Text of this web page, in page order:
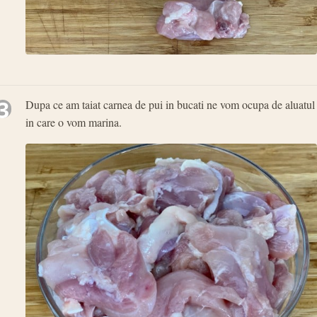
Dupa ce am taiat carnea de pui in bucati ne vom ocupa de aluatul
in care o vom marina.